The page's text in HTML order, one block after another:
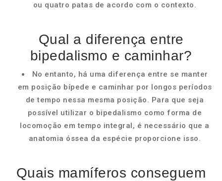
ou quatro patas de acordo com o contexto.
Qual a diferença entre
bipedalismo e caminhar?
No entanto, há uma diferença entre se manter
em posição bípede e caminhar por longos períodos
de tempo nessa mesma posição. Para que seja
possível utilizar o bipedalismo como forma de
locomoção em tempo integral, é necessário que a
anatomia óssea da espécie proporcione isso.
Quais mamíferos conseguem